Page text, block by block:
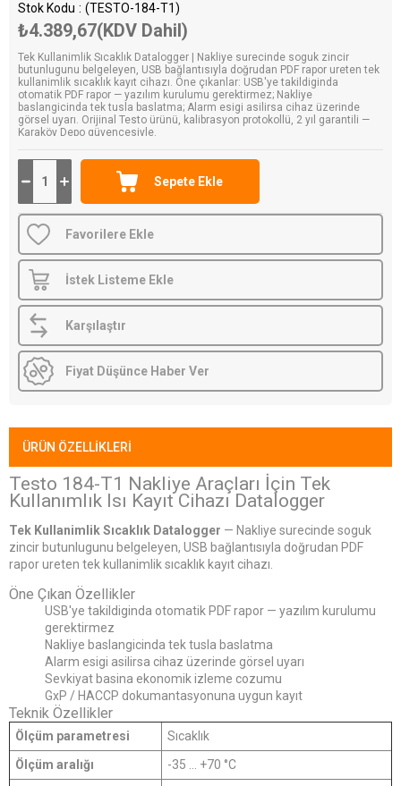
Stok Kodu (TESTO-184-T1)
₺4.389,67(KDV Dahil)
Tek Kullanimlik Sıcaklık Datalogger | Nakliye surecinde soguk zincir
butunlugunu belgeleyen, USB bağlantısıyla doğrudan PDF rapor ureten tek
kullanimlik sıcaklık kayıt cihazı. Öne çıkanlar: USB'ye takildiginda
otomatik PDF rapor — yazılım kurulumu gerektirmez; Nakliye
baslangicinda tek tusla baslatma; Alarm esigi asilirsa cihaz üzerinde
görsel uyarı. Orijinal Testo ürünü, kalibrasyon protokollü, 2 yıl garantili —
Karaköy Depo güvencesiyle.
Favorilere Ekle
İstek Listeme Ekle
Karşılaştır
Fiyat Düşünce Haber Ver
ÜRÜN ÖZELLIKLERI
Testo 184-T1 Nakliye Araçları İçin Tek
Kullanımlık Isı Kayıt Cihazı Datalogger
Tek Kullanimlik Sıcaklık Datalogger — Nakliye surecinde soguk
zincir butunlugunu belgeleyen, USB bağlantısıyla doğrudan PDF
rapor ureten tek kullanimlik sıcaklık kayıt cihazı.
Öne Çıkan Özellikler
USB'ye takildiginda otomatik PDF rapor — yazılım kurulumu
gerektirmez
Nakliye baslangicinda tek tusla baslatma
Alarm esigi asilirsa cihaz üzerinde görsel uyarı
Sevkiyat basina ekonomik izleme cozumu
GxP / HACCP dokumantasyonuna uygun kayıt
Teknik Özellikler
Ölçüm parametresi
Sıcaklık
Ölçüm aralığı
-35 ... +70 °C